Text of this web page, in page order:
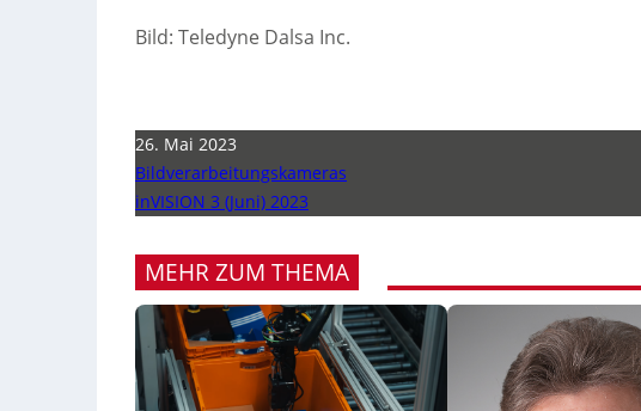
Bild: Teledyne Dalsa Inc.
26. Mai 2023
Bildverarbeitungskameras
inVISION 3 (Juni) 2023
MEHR ZUM THEMA